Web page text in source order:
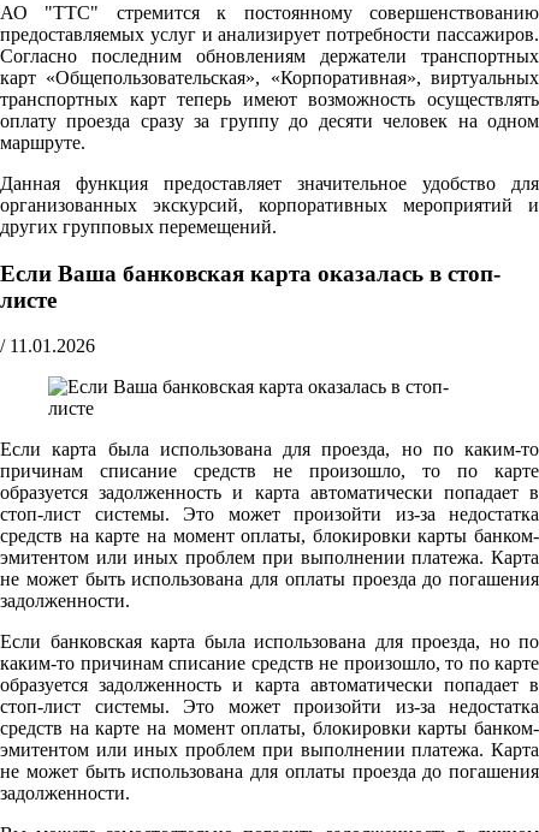
АО "ТТС" стремится к постоянному совершенствованию
предоставляемых услуг и анализирует потребности пассажиров.
Согласно последним обновлениям держатели транспортных
карт «Общепользовательская», «Корпоративная», виртуальных
транспортных карт теперь имеют возможность осуществлять
оплату проезда сразу за группу до десяти человек на одном
маршруте.
Данная функция предоставляет значительное удобство для
организованных экскурсий, корпоративных мероприятий и
других групповых перемещений.
Если Ваша банковская карта оказалась в стоп-
листе
/ 11.01.2026
Если карта была использована для проезда, но по каким-то
причинам списание средств не произошло, то по карте
образуется задолженность и карта автоматически попадает в
стоп-лист системы. Это может произойти из-за недостатка
средств на карте на момент оплаты, блокировки карты банком-
эмитентом или иных проблем при выполнении платежа. Карта
не может быть использована для оплаты проезда до погашения
задолженности.
Если банковская карта была использована для проезда, но по
каким-то причинам списание средств не произошло, то по карте
образуется задолженность и карта автоматически попадает в
стоп-лист системы. Это может произойти из-за недостатка
средств на карте на момент оплаты, блокировки карты банком-
эмитентом или иных проблем при выполнении платежа. Карта
не может быть использована для оплаты проезда до погашения
задолженности.